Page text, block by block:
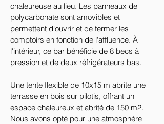
chaleureuse au lieu. Les panneaux de
polycarbonate sont amovibles et
permettent d'ouvrir et de fermer les
comptoirs en fonction de l'affluence. À
l'intérieur, ce bar bénéficie de 8 becs à
pression et de deux réfrigérateurs bas.
Une tente flexible de 10x15 m abrite une
terrasse en bois sur pilotis, offrant un
espace chaleureux et abrité de 150 m2.
Nous avons opté pour une atmosphère